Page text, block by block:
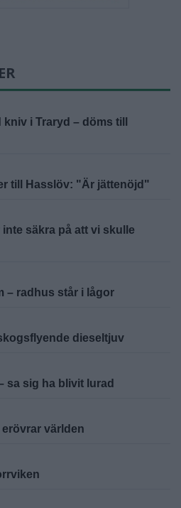
i Traryd – döms till
till Hasslöv: "Är jättenöjd"
säkra på att vi skulle
– radhus står i lågor
dieseltjuv
sa sig ha blivit lurad
världen